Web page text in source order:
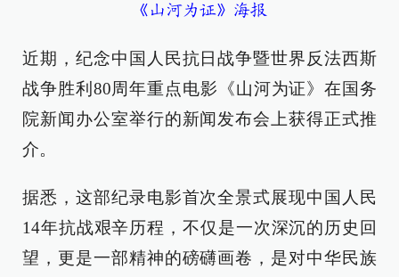
《山河为证》海报
近期，纪念中国人民抗日战争暨世界反法西斯
战争胜利80周年重点电影《山河为证》在国务
院新闻办公室举行的新闻发布会上获得正式推
介。
据悉，这部纪录电影首次全景式展现中国人民
14年抗战艰辛历程，不仅是一次深沉的历史回
望，更是一部精神的磅礴画卷，是对中华民族